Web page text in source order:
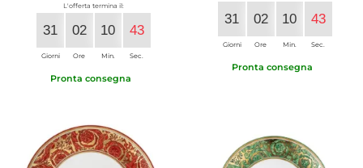
L'offerta termina il:
31
Giorni
02
Ore
10
Min.
42
Sec.
Pronta consegna
31
Giorni
02
Ore
10
Min.
42
Sec.
Pronta consegna